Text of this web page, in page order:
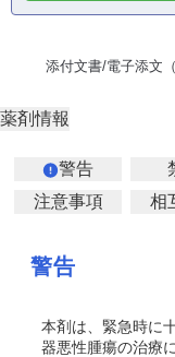
添付文書/電子添文（
薬剤情報
警告
注意事項
相
警告
本剤は、緊急時に
器悪性腫瘍の治療